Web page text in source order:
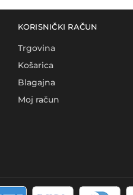
KORISNIČKI RAČUN
Trgovina
Košarica
Blagajna
Moj račun